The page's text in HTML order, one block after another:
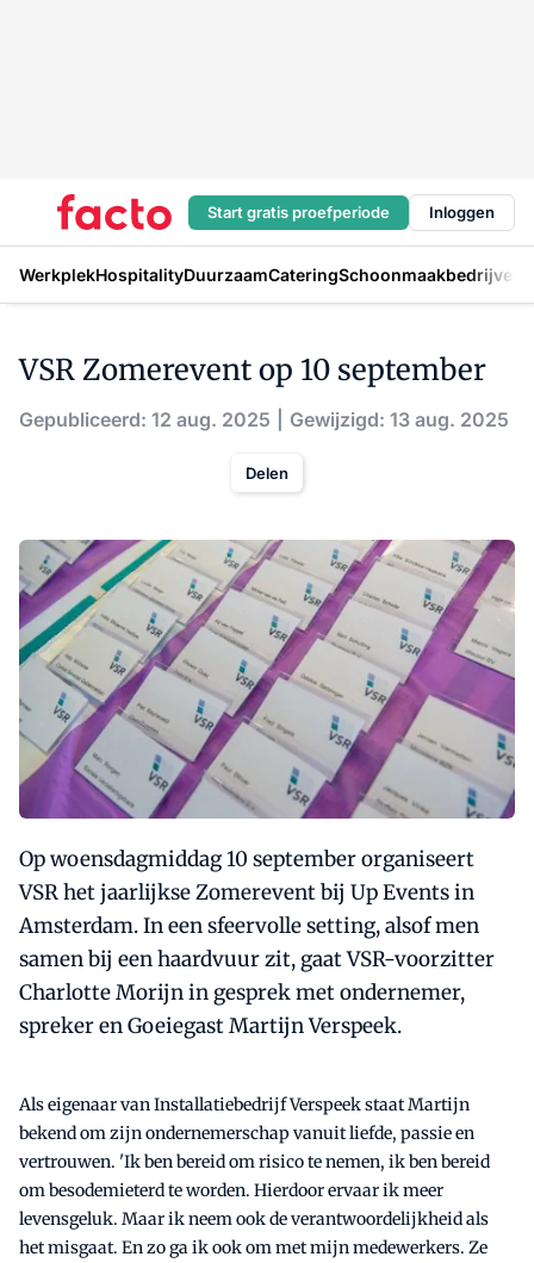
Start gratis proefperiode Inloggen
WerkplekHospitalityDuurzaamCateringSchoonmaakbedrijven
VSR Zomerevent op 10 september
Gepubliceerd: 12 aug. 2025 Gewijzigd: 13 aug. 2025
Delen
Op woensdagmiddag 10 september organiseert
VSR het jaarlijkse Zomerevent bij Up Events in
Amsterdam. In een sfeervolle setting, alsof men
samen bij een haardvuur zit, gaat VSR-voorzitter
Charlotte Morijn in gesprek met ondernemer,
spreker en Goeiegast Martijn Verspeek.
Als eigenaar van Installatiebedrijf Verspeek staat Martijn
bekend om zijn ondernemerschap vanuit liefde, passie en
vertrouwen. 'Ik ben bereid om risico te nemen, ik ben bereid
om besodemieterd te worden. Hierdoor ervaar ik meer
levensgeluk. Maar ik neem ook de verantwoordelijkheid als
het misgaat. En zo ga ik ook om met mijn medewerkers. Ze